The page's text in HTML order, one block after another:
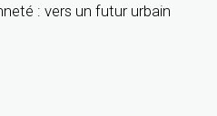
: vers un futur urbain